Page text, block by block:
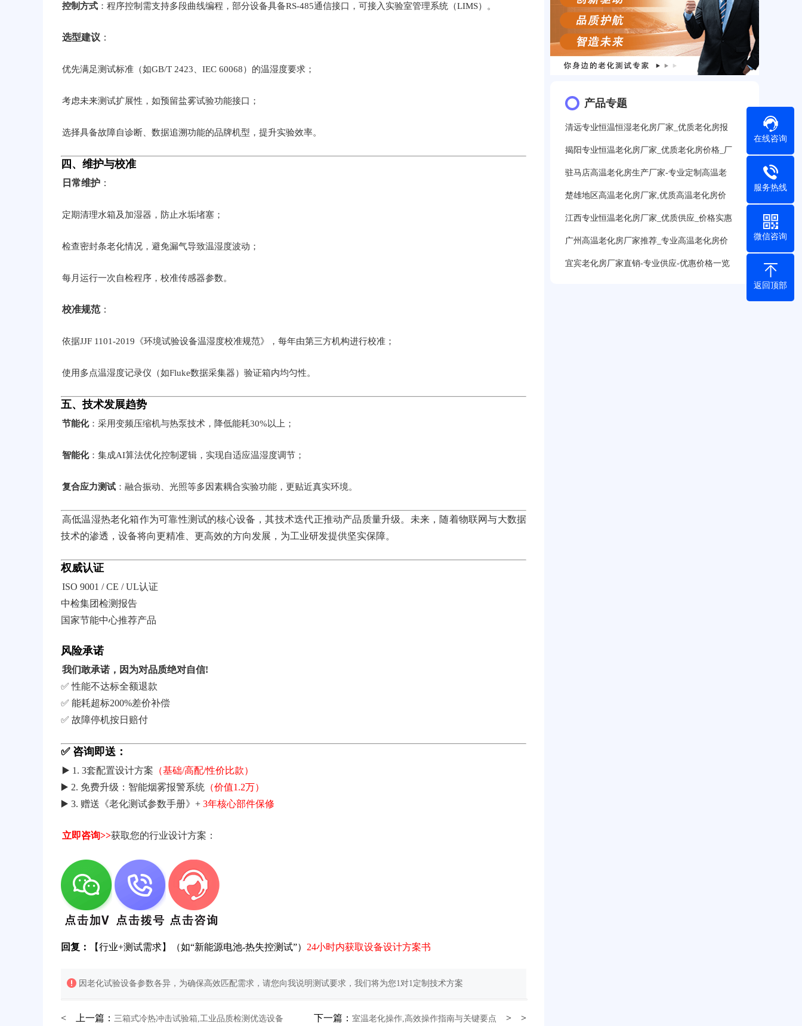
控制方式 ：程序控制需支持多段曲线编程，部分设备具备RS-485通信接口，可接入实验室管理系统（LIMS）。
选型建议 ：
优先满足测试标准（如GB/T 2423、IEC 60068）的温湿度要求；
考虑未来测试扩展性，如预留盐雾试验功能接口；
选择具备故障自诊断、数据追溯功能的品牌机型，提升实验效率。
四、维护与校准
日常维护 ：
定期清理水箱及加湿器，防止水垢堵塞；
检查密封条老化情况，避免漏气导致温湿度波动；
每月运行一次自检程序，校准传感器参数。
校准规范：
依据JJF 1101-2019《环境试验设备温湿度校准规范》，每年由第三方机构进行校准；
使用多点温湿度记录仪（如Fluke数据采集器）验证箱内均匀性。
五、技术发展趋势
节能化：采用变频压缩机与热泵技术，降低能耗30%以上；
智能化：集成AI算法优化控制逻辑，实现自适应温湿度调节；
复合应力测试 ：融合振动、光照等多因素耦合实验功能，更贴近真实环境。
高低温湿热老化箱作为可靠性测试的核心设备，其技术迭代正推动产品质量升级。未来，随着物联网与大数据
技术的渗透，设备将向更精准、更高效的方向发展，为工业研发提供坚实保障。
权威认证
ISO 9001 / CE / UL认证
中检集团检测报告
国家节能中心推荐产品
风险承诺
我们敢承诺，因为对品质绝对自信!
✅ 性能不达标全额退款
✅ 能耗超标200%差价补偿
✅ 故障停机按日赔付
✅ 咨询即送：
▶️ 1. 3套配置设计方案 （基础/高配/性价比款）
▶️ 2. 免费升级：智能烟雾报警系统 （价值1.2万）
▶️ 3. 赠送《老化测试参数手册》+ 3年核心部件保修
立即咨询>>获取您的行业设计方案：
回复： 【行业+测试需求】（如“新能源电池-热失控测试”） 24小时内获取设备设计方案书
因老化试验设备参数各异，为确保高效匹配需求，请您向我说明测试要求，我们将为您1对1定制技术方案
< 上一篇： 三箱式冷热冲击试验箱,工业品质检测优选设备 下一篇： 室温老化操作,高效操作指南与关键要点 > >
产品专题
清远专业恒温恒湿老化房厂家_优质老化房报
揭阳专业恒温老化房厂家_优质老化房价格_厂
驻马店高温老化房生产厂家-专业定制高温老
楚雄地区高温老化房厂家,优质高温老化房价
江西专业恒温老化房厂家_优质供应_价格实惠
广州高温老化房厂家推荐_专业高温老化房价
宜宾老化房厂家直销-专业供应-优惠价格一览
在线咨询
服务热线
微信咨询
返回顶部